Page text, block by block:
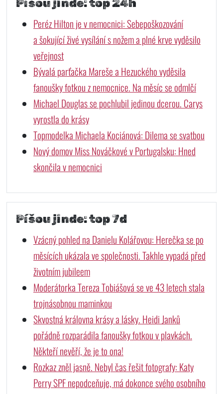
Píšou jinde: top 24h
Peréz Hilton je v nemocnici: Sebepoškozování
a šokující živé vysílání s nožem a plné krve vyděsilo
veřejnost
Bývalá parťačka Mareše a Hezuckého vyděsila
fanoušky fotkou z nemocnice. Na měsíc se odmlčí
Michael Douglas se pochlubil jedinou dcerou. Carys
vyrostla do krásy
Topmodelka Michaela Kociánová: Dilema se svatbou
Nový domov Miss Nováčkové v Portugalsku: Hned
skončila v nemocnici
Píšou jinde: top 7d
Vzácný pohled na Danielu Kolářovou: Herečka se po
měsících ukázala ve společnosti. Takhle vypadá před
životním jubileem
Moderátorka Tereza Tobiášová se ve 43 letech stala
trojnásobnou maminkou
Skvostná královna krásy a lásky. Heidi Janků
pořádně rozparádila fanoušky fotkou v plavkách.
Někteří nevěří, že je to ona!
Rozkaz zněl jasně. Nebyl čas řešit fotografy: Katy
Perry SPF nepodceňuje, má dokonce svého osobního